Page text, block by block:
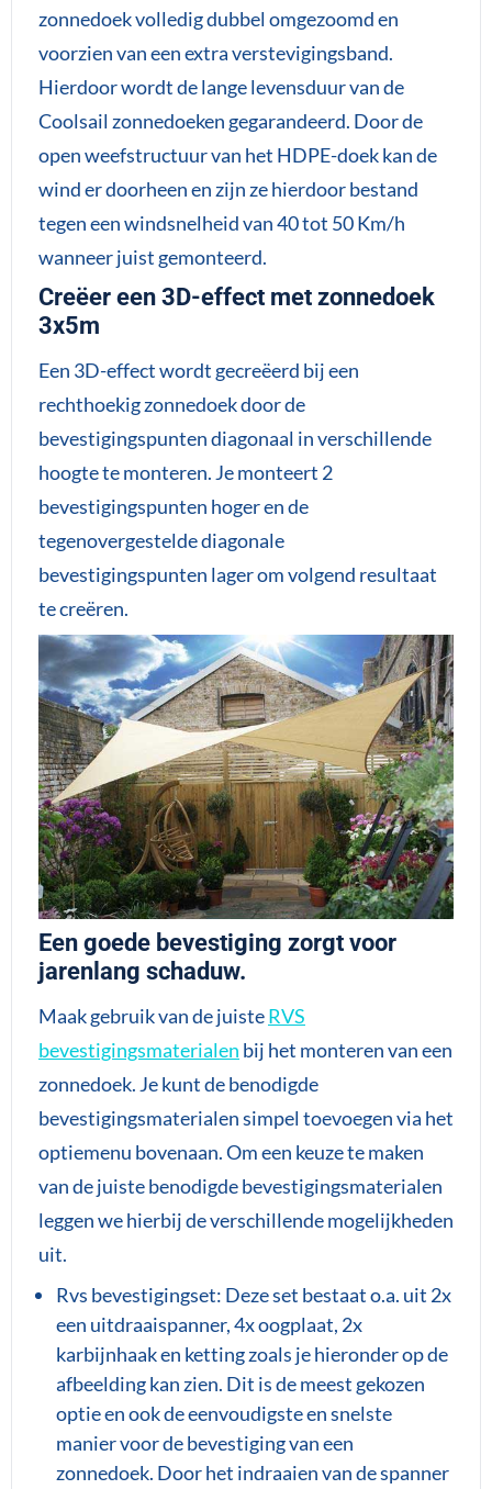
zonnedoek volledig dubbel omgezoomd en
voorzien van een extra verstevigingsband.
Hierdoor wordt de lange levensduur van de
Coolsail zonnedoeken gegarandeerd. Door de
open weefstructuur van het HDPE-doek kan de
wind er doorheen en zijn ze hierdoor bestand
tegen een windsnelheid van 40 tot 50 Km/h
wanneer juist gemonteerd.
Creëer een 3D-effect met zonnedoek
3x5m
Een 3D-effect wordt gecreëerd bij een
rechthoekig zonnedoek door de
bevestigingspunten diagonaal in verschillende
hoogte te monteren. Je monteert 2
bevestigingspunten hoger en de
tegenovergestelde diagonale
bevestigingspunten lager om volgend resultaat
te creëren.
Een goede bevestiging zorgt voor
jarenlang schaduw.
Maak gebruik van de juisteRVS
bevestigingsmaterialen bij het monteren van een
zonnedoek. Je kunt de benodigde
bevestigingsmaterialen simpel toevoegen via het
optiemenu bovenaan. Om een keuze te maken
van de juiste benodigde bevestigingsmaterialen
leggen we hierbij de verschillende mogelijkheden
uit.
Rvs bevestigingset: Deze set bestaat o.a. uit 2x
een uitdraaispanner, 4x oogplaat, 2x
karbijnhaak en ketting zoals je hieronder op de
afbeelding kan zien. Dit is de meest gekozen
optie en ook de eenvoudigste en snelste
manier voor de bevestiging van een
zonnedoek. Door het indraaien van de spanner